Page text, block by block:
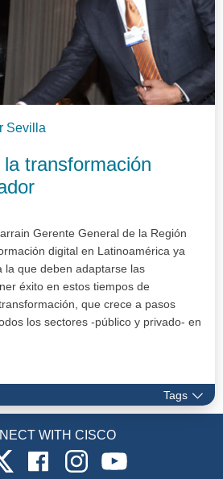
Sevilla
transformación
Gerente General de la Región
digital en Latinoamérica ya
la que deben adaptarse las
éxito en estos tiempos de
que crece a pasos
los sectores -público y privado- en
Tags
WITH CISCO